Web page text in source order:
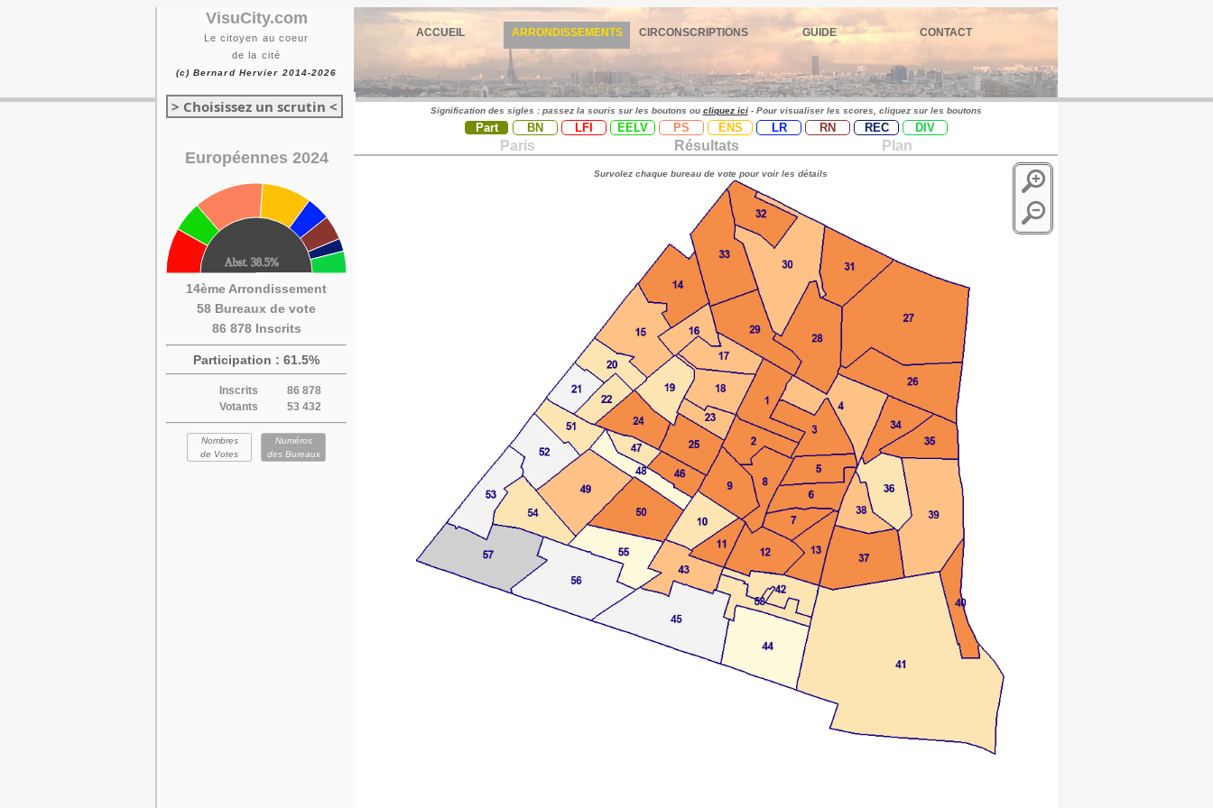
VisuCity.com
Le citoyen au coeur
de la cité
(c) Bernard Hervier 2014-2026
ACCUEIL ARRONDISSEMENTS CIRCONSCRIPTIONS GUIDE CONTACT
> Choisissez un scrutin <
Européennes 2024
14ème Arrondissement
58 Bureaux de vote
86 878 Inscrits
Participation : 61.5%
Inscrits
86 878
Votants
53 432
Nombres
de Votes
Numéros
des Bureaux
Signification des sigles : passez la souris sur les boutons ou cliquez ici- Pour visualiser les scores, cliquez sur les boutons
Part BN LFI EELV PS ENS LR RN REC DIV
Paris Résultats Plan
Survolez chaque bureau de vote pour voir les détails